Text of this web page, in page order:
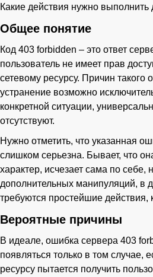
Какие действия нужно выполнить
Общее понятие
Код 403 forbidden – это ответ
пользователь не имеет прав
сетевому ресурсу. Причин такого
устранение возможно
конкретной ситуации,
отсутствуют.
Нужно отметить, что указанная
слишком серьезна. Бывает, что
характер, исчезает сама по себе,
дополнительных манипуляций, в
требуются простейшие действия,
Вероятные причины
В идеале, ошибка сервера 403
появляться только в том случае,
ресурсу пытается получить